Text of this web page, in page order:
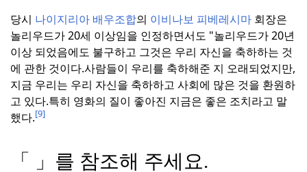
당시 나이지리아 배우조합의 이비나보 피베레시마 회장은
놀리우드가 20세 이상임을 인정하면서도 "놀리우드가 20년
이상 되었음에도 불구하고 그것은 우리 자신을 축하하는 것
에 관한 것이다.사람들이 우리를 축하해준 지 오래되었지만,
지금 우리는 우리 자신을 축하하고 사회에 많은 것을 환원하
고 있다.특히 영화의 질이 좋아진 지금은 좋은 조치라고 말
했다.[9]
「 」를 참조해 주세요.